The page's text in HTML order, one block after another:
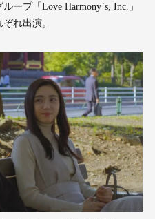
ープ「Love Harmony`s, Inc.」
れ出演。